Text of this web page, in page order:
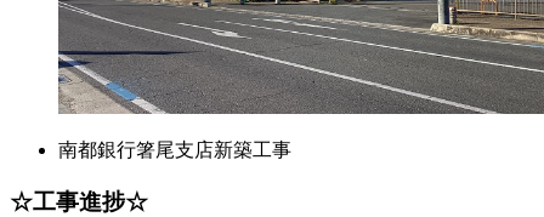
南都銀行箸尾支店新築工事
☆工事進捗☆